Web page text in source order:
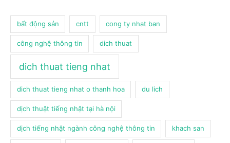
bất động sản cntt cong ty nhat ban
công nghệ thông tin dich thuat
dich thuat tieng nhat
dich thuat tieng nhat o thanh hoa du lich
dịch thuật tiếng nhật tại hà nội
dịch tiếng nhật ngành công nghệ thông tin khach san